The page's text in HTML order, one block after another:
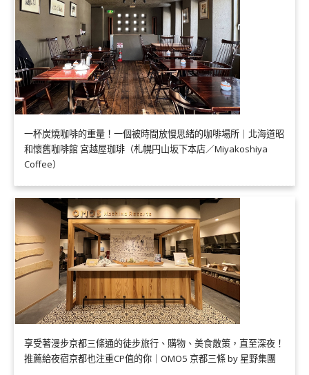
一杯炭燒咖啡的重量！一個被時間放慢思緒的咖啡場所｜北海道昭
和懷舊咖啡館 宮越屋珈琲（札幌円山坂下本店／Miyakoshiya
Coffee）
享受著漫步京都三條通的徒步旅行、購物、美食散策，直至深夜！
推薦給夜宿京都也注重CP值的你｜OMO5 京都三條 by 星野集團